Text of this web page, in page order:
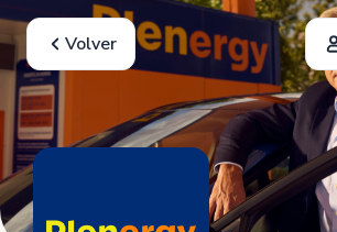
Volver